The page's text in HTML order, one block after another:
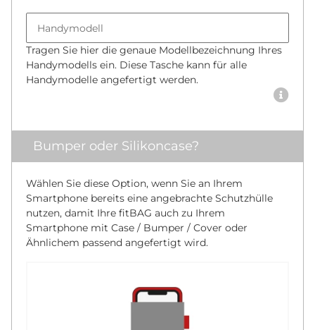
Tragen Sie hier die genaue Modellbezeichnung Ihres
Handymodells ein. Diese Tasche kann für alle
Handymodelle angefertigt werden.
Bumper oder Silikoncase?
Wählen Sie diese Option, wenn Sie an Ihrem
Smartphone bereits eine angebrachte Schutzhülle
nutzen, damit Ihre fitBAG auch zu Ihrem
Smartphone mit Case / Bumper / Cover oder
Ähnlichem passend angefertigt wird.